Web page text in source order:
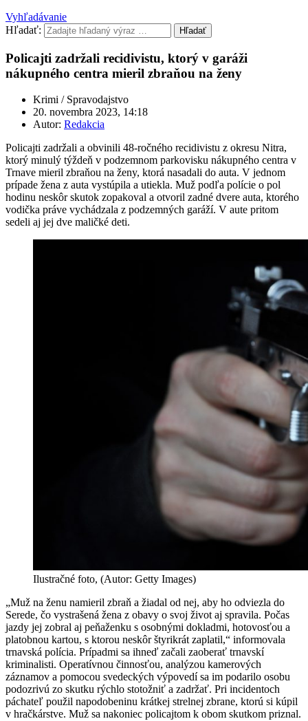
Vyhľadávanie
Hľadať:
Hľadať
Policajti zadržali recidivistu, ktorý v garáži
nákupného centra mieril zbraňou na ženy
Krimi / Spravodajstvo
20. novembra 2023, 14:18
Autor: Redakcia
Policajti zadržali a obvinili 48-ročného recidivistu z okresu Nitra,
ktorý minulý týždeň v podzemnom parkovisku nákupného centra v
Trnave mieril zbraňou na ženy, ktorá nasadali do auta. V jednom
prípade žena z auta vystúpila a utiekla. Muž podľa polície o pol
hodinu neskôr skutok zopakoval a otvoril zadné dvere auta, ktorého
vodička práve vychádzala z podzemných garáží. V aute pritom
sedeli aj jej dve maličké deti.
Ilustračné foto, (Autor: Getty Images)
„Muž na ženu namieril zbraň a žiadal od nej, aby ho odviezla do
Serede, čo vystrašená žena z obavy o svoj život aj spravila. Počas
jazdy jej zobral aj peňaženku s osobnými dokladmi, hotovosťou a
platobnou kartou, s ktorou neskôr štyrikrát zaplatil,“ informovala
trnavská polícia. Prípadmi sa ihneď začali zaoberať trnavskí
kriminalisti. Operatívnou činnosťou, analýzou kamerových
záznamov a pomocou svedeckých výpovedí sa im podarilo osobu
podozrivú zo skutku rýchlo stotožniť a zadržať. Pri incidentoch
páchateľ použil napodobeninu krátkej strelnej zbrane, ktorú si kúpil
v hračkárstve. Muž sa nakoniec policajtom k obom skutkom priznal.